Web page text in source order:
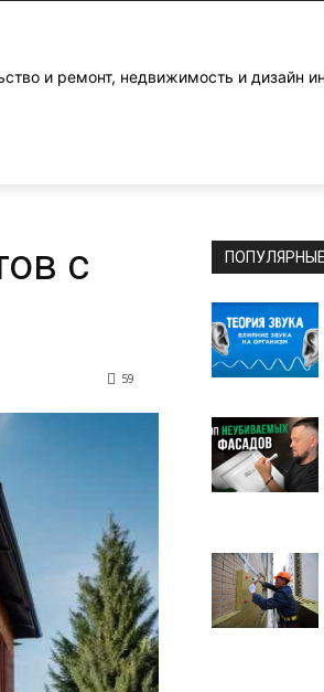
и ремонт, недвижимость и дизайн
с
59